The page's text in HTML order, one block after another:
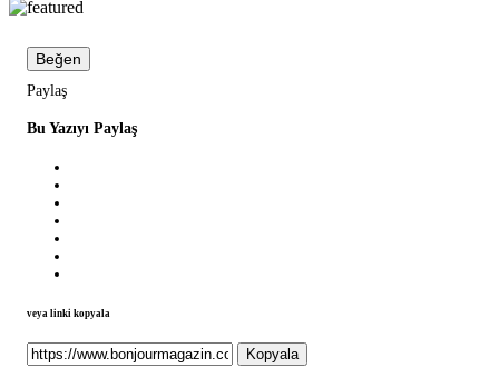
Beğen
Paylaş
Bu Yazıyı Paylaş
veya linki kopyala
Kopyala